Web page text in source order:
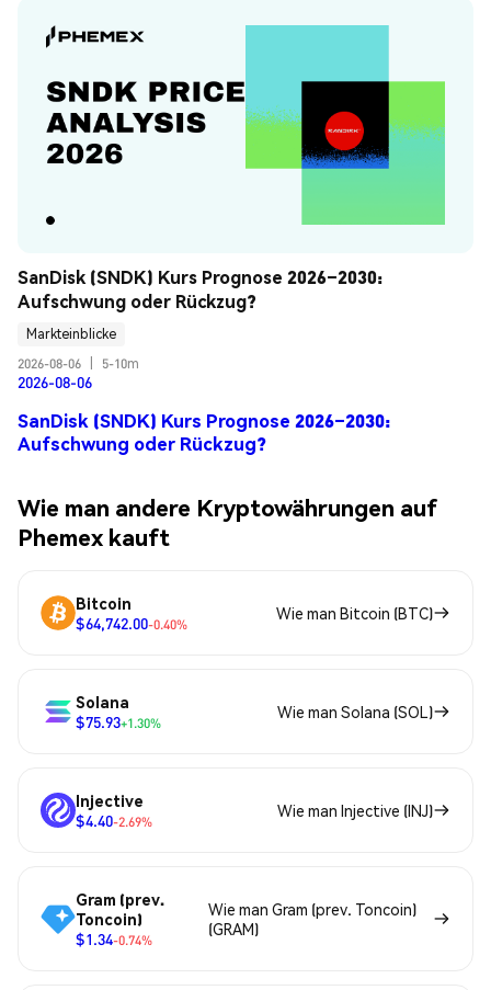
SanDisk (SNDK) Kurs Prognose 2026–2030:
Aufschwung oder Rückzug?
Markteinblicke
2026-08-06
5-10m
2026-08-06
SanDisk (SNDK) Kurs Prognose 2026–2030:
Aufschwung oder Rückzug?
Wie man andere Kryptowährungen auf
Phemex kauft
Bitcoin
$64,742.00-0.40%
Wie man Bitcoin (BTC)
Solana
$75.93+1.30%
Wie man Solana (SOL)
Injective
$4.40-2.69%
Wie man Injective (INJ)
Gram (prev.
Toncoin)
$1.34-0.74%
Wie man Gram (prev. Toncoin)
(GRAM)